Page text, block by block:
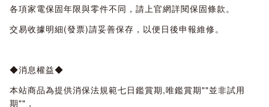
各項家電保固年限與零件不同，請上官網詳閱保固條款。
交易收據明細(發票)請妥善保存，以便日後申報維修。
◆消息權益◆
本站商品為提供消保法規範七日鑑賞期,唯鑑賞期""並非試用
期""，